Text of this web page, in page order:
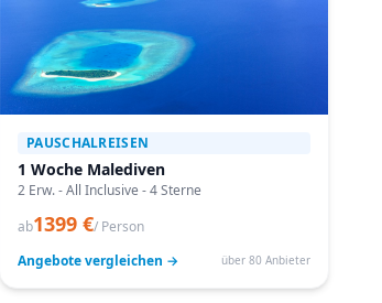
PAUSCHALREISEN
1 Woche Malediven
2 Erw. - All Inclusive - 4 Sterne
ab1399 €/ Person
Angebote vergleichen →
über 80 Anbieter